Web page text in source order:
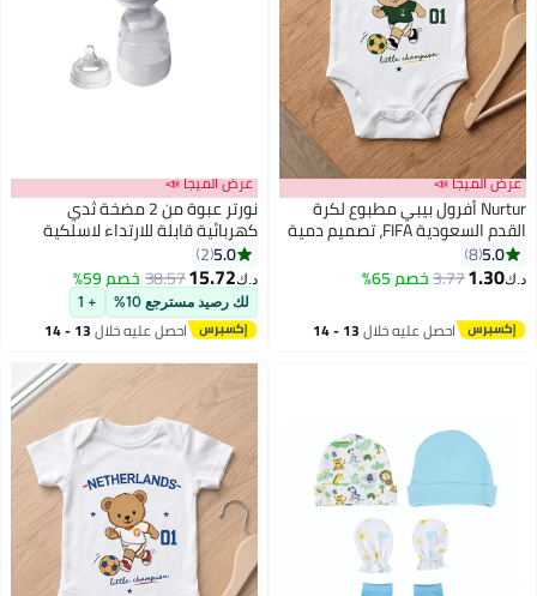
عرض الميجا 📣
Nurtur أفرول بيبي مطبوع لكرة
القدم السعودية FIFA، تصميم دمية
بطل صغير، قطن ناعم - أبيض
5.0
8
د.ك‏1.30
3.77خصم 65%
احصل عليه خلال 13 - 14
عرض الميجا 📣
نورتر عبوة من 2 مضخة ثدي
كهربائية قابلة للارتداء لاسلكية
بشاشة LCD 180 مل أبيض
5.0
2
د.ك‏15.72
38.57خصم 59%
لك رصيد مسترجع 10% + 1
احصل عليه خلال 13 - 14